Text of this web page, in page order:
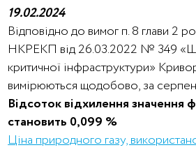
19.02.2024
Відповідно до вимог п. 8 глави 2
НКРЕКП від 26.03.2022 № 349
критичної інфраструктури»
вимірюються щодобово, за
Відсоток відхилення
становить 0,099 %
Ціна природного газу,